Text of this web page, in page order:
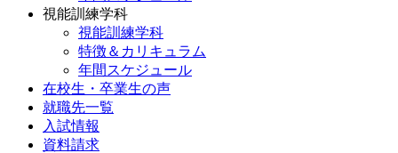
視能訓練学科
視能訓練学科
特徴＆カリキュラム
年間スケジュール
在校生・卒業生の声
就職先一覧
入試情報
資料請求